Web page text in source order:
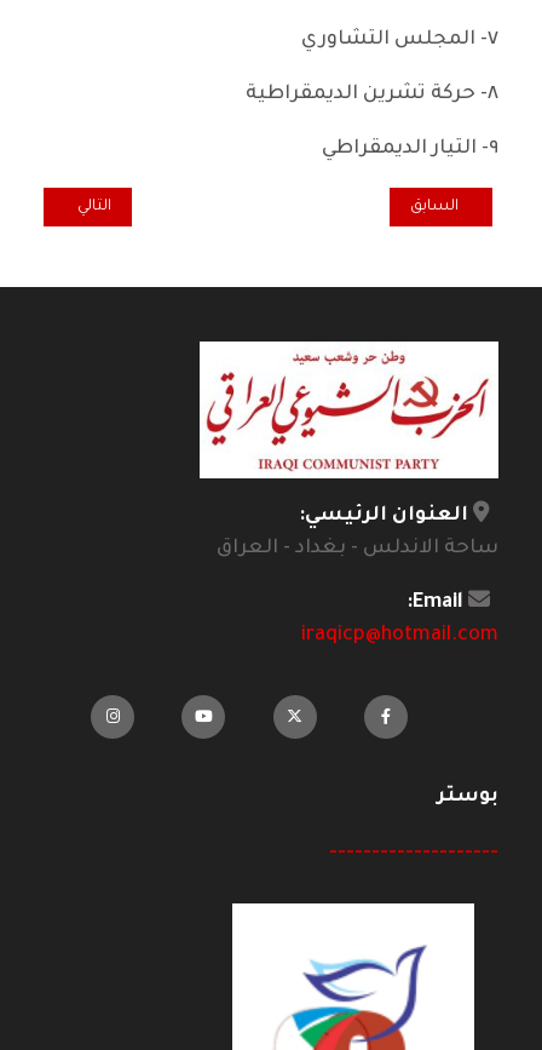
٧- المجلس التشاوري
٨- حركة تشرين الديمقراطية
٩- التيار الديمقراطي
المقال السابق: رائد فهمي: ضحايا الارهاب بحاجة إلى المزيد من الرعاية
السابق المقال التالي:
التالي
العنوان الرئيسي:
ساحة الاندلس - بغداد - العراق
Email:
iraqicp@hotmail.com
بوستر
--------------------